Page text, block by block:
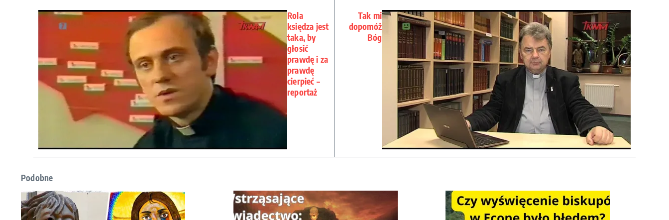
Rola
księdza jest
taka, by
głosić
prawdę i za
prawdę
cierpieć –
reportaż
Tak mi
dopomóż
Bóg
Podobne